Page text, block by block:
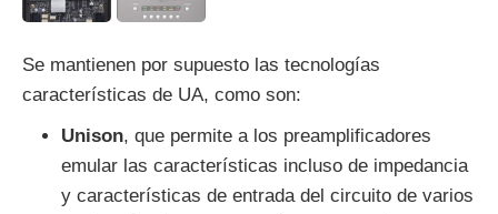
Se mantienen por supuesto las tecnologías
características de UA, como son:
Unison, que permite a los preamplificadores
emular las características incluso de impedancia
y características de entrada del circuito de varios